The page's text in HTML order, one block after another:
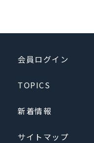
会員ログイン
TOPICS
新着情報
サイトマップ